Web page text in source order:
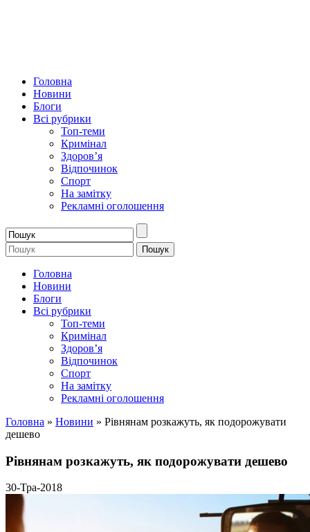
Головна
Новини
Блоги
Всі рубрики
Топ-теми
Кримінал
Здоров’я
Відпочинок
Спорт
На замітку
Рекламні оголошення
Головна
Новини
Блоги
Всі рубрики
Топ-теми
Кримінал
Здоров’я
Відпочинок
Спорт
На замітку
Рекламні оголошення
Головна » Новини » Рівнянам розкажуть, як подорожувати
дешево
Рівнянам розкажуть, як подорожувати дешево
30-Тра-2018